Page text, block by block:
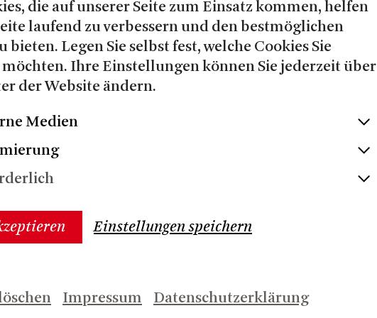
Vontobelund Matthew Wild
Clemens Walter
wie dem Martin
Jüdischen Museum Berlin
die auf unserer Seite zum Einsatz kommen, helfen
laufend zu verbessern und den bestmöglichen
bieten. Legen Sie selbst fest, welche Cookies Sie
möchten. Ihre Einstellungen können Sie jederzeit über
der Website ändern.
Medien
Einstellungen speichern
Impressum Datenschutzerklärung